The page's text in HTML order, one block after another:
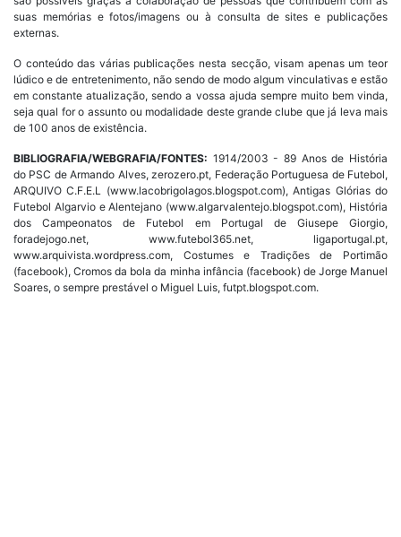
suas memórias e fotos/imagens ou à consulta de sites e publicações
externas.
O conteúdo das várias publicações nesta secção, visam apenas um teor
lúdico e de entretenimento, não sendo de modo algum vinculativas e estão
em constante atualização, sendo a vossa ajuda sempre muito bem vinda,
seja qual for o assunto ou modalidade deste grande clube que já leva mais
de 100 anos de existência.
BIBLIOGRAFIA/WEBGRAFIA/FONTES: 1914/2003 - 89 Anos de História
do PSC de Armando Alves, zerozero.pt, Federação Portuguesa de Futebol,
ARQUIVO C.F.E.L (www.lacobrigolagos.blogspot.com), Antigas Glórias do
Futebol Algarvio e Alentejano (www.algarvalentejo.blogspot.com), História
dos Campeonatos de Futebol em Portugal de Giusepe Giorgio,
foradejogo.net, www.futebol365.net, ligaportugal.pt,
www.arquivista.wordpress.com, Costumes e Tradições de Portimão
(facebook), Cromos da bola da minha infância (facebook) de Jorge Manuel
Soares, o sempre prestável o Miguel Luis, futpt.blogspot.com.